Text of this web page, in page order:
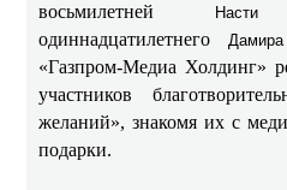
восьмилетней
Насти
одиннадцатилетнего
«Газпром-Медиа Холдинг»
участников
желаний», знакомя их с
подарки.